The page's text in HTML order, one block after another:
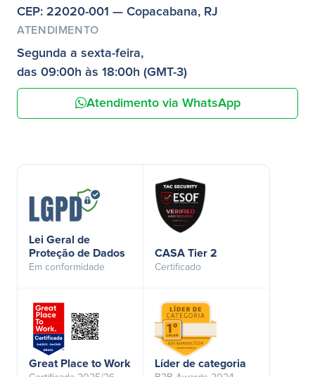
CEP: 22020-001 — Copacabana, RJ
ATENDIMENTO
Segunda a sexta-feira,
das 09:00h às 18:00h (GMT-3)
Atendimento via WhatsApp
Lei Geral de
Proteção de Dados
Em conformidade
CASA Tier 2
Certificado
Great Place to Work Líder de categoria